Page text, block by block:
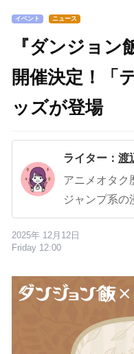
イベント ニュース
『ダンジョン
開催決定！「
ッズが登場
ライター： 渡
アニメオタク
ジャンプ系の
2025年 12月12日
Friday 12:00